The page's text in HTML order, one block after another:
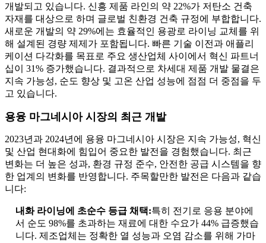
개발되고 있습니다. 신흥 제품 라인의 약 22%가 저탄소 건축
자재를 대상으로 하며 글로벌 친환경 건축 규정에 부합합니다.
새로운 개발의 약 29%에는 효율적인 용광로 라이닝 교체를 위
해 설계된 경량 제제가 포함됩니다. 빠른 기술 이전과 애플리
케이션 다각화를 목표로 주요 생산업체 사이에서 혁신 파트너
십이 31% 증가했습니다. 결과적으로 차세대 제품 개발 물결은
지속 가능성, 순도 향상 및 고온 산업 성능에 점점 더 중점을 두
고 있습니다.
용융 마그네시아 시장의 최근 개발
2023년과 2024년에 용융 마그네시아 시장은 지속 가능성, 혁신
및 산업 현대화에 힘입어 중요한 발전을 경험했습니다. 최근
변화는 더 높은 성과, 환경 규정 준수, 안전한 공급 시스템을 향
한 업계의 변화를 반영합니다. 주목할만한 발전은 다음과 같습
니다:
내화 라이닝에 초순수 등급 채택:특히 전기로 응용 분야에
서 순도 98%를 초과하는 재료에 대한 수요가 44% 급증했습
니다. 제조업체는 정확한 열 성능과 오염 감소를 위해 가마